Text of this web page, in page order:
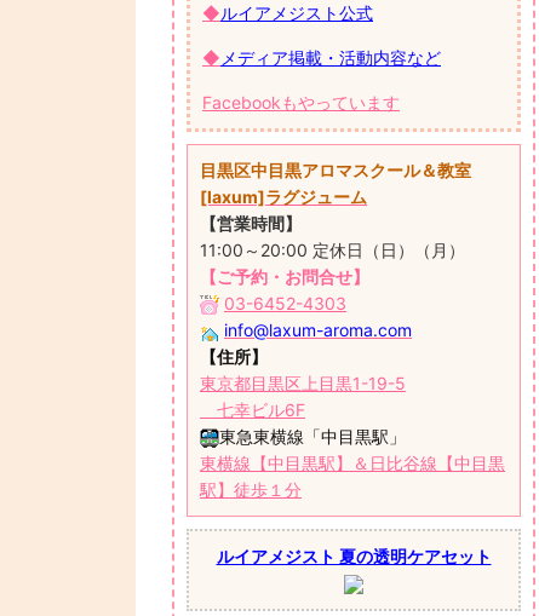
◆ルイアメジスト公式
◆ メディア掲載・活動内容など
Facebookもやっています
目黒区中目黒アロマスクール＆教室
[laxum]ラグジューム
【営業時間】
11:00～20:00 定休日（日）（月）
【ご予約・お問合せ】
03-6452-4303
info@laxum-aroma.com
【住所】
東京都目黒区上目黒1-19-5
七幸ビル6F
東急東横線「中目黒駅」
東横線【中目黒駅】＆日比谷線【中目黒
駅】徒歩１分
ルイアメジスト 夏の透明ケアセット